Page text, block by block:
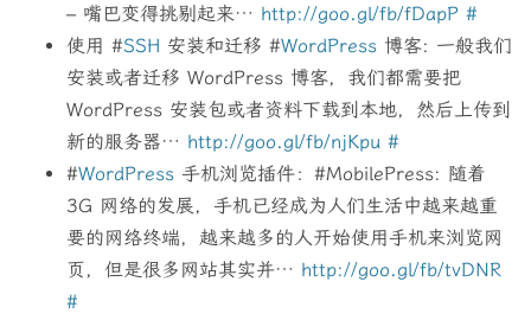
– 嘴巴变得挑剔起来… http://goo.gl/fb/fDapP #
使用 #SSH 安装和迁移 #WordPress 博客: 一般我们
安装或者迁移 WordPress 博客，我们都需要把
WordPress 安装包或者资料下载到本地，然后上传到
新的服务器… http://goo.gl/fb/njKpu #
#WordPress 手机浏览插件：#MobilePress: 随着
3G 网络的发展，手机已经成为人们生活中越来越重
要的网络终端，越来越多的人开始使用手机来浏览网
页，但是很多网站其实并… http://goo.gl/fb/tvDNR
#